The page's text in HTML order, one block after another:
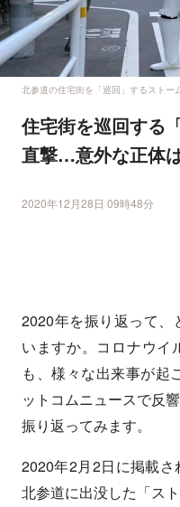
北参道の住宅街を「巡回」するストー
住宅街を巡回する
直撃…意外な正体
2020年12月28日 09時48分
2020年を振り返って、
いますか。コロナウイ
も、様々な出来事が起
ットコムニュースで反
振り返ってみます。
2020年2月2日に掲載
北参道に出没した「ス